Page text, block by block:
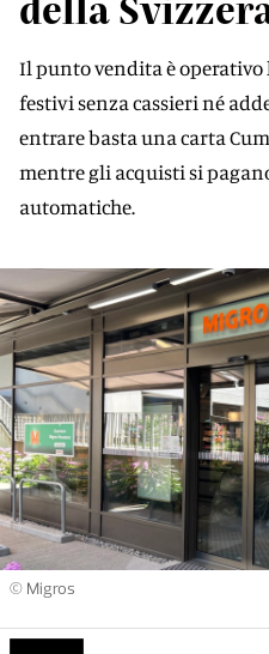
Il punto vendita è
festivi senza cassieri né
entrare basta una carta
mentre gli acquisti si
automatiche.
© Migros